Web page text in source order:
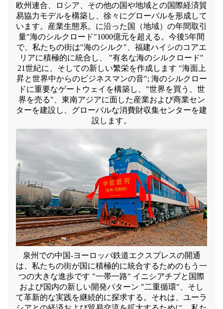
欧州連合、ロシア、その他の国や地域との国際経済貿
易協力モデルを構築し、徐々にグローバルを形成して
います。産業生態系。に沿った国（地域）の年間取引
量"海のシルクロード"1000億元を超える。今後5年間
で、私たちの街は"海のシルク"、福建ハイシのコアエ
リアに積極的に統合し、 "有名な海のシルクロード"
21世紀に、そしての新しい繁栄を作成します "海面上
昇と世界中からのビジネスマンの音"; 海のシルクロー
ドに重要なゲートウェイを構築し、"世界を買う、世
界を売る"、東南アジアに面した産業および商業セン
ターを建設し、グローバルな消費財収集センターを建
設します。
泉州での中国-ヨーロッパ鉄道エクスプレスの開通
は、私たちの街が国に積極的に統合するためのもう一
つの大きな進歩です "一帯一路" イニシアチブと国際
および国内の新しい開発パターン "二重循環"、そし
て革新的な実践を継続的に探求する。それは、ユーラ